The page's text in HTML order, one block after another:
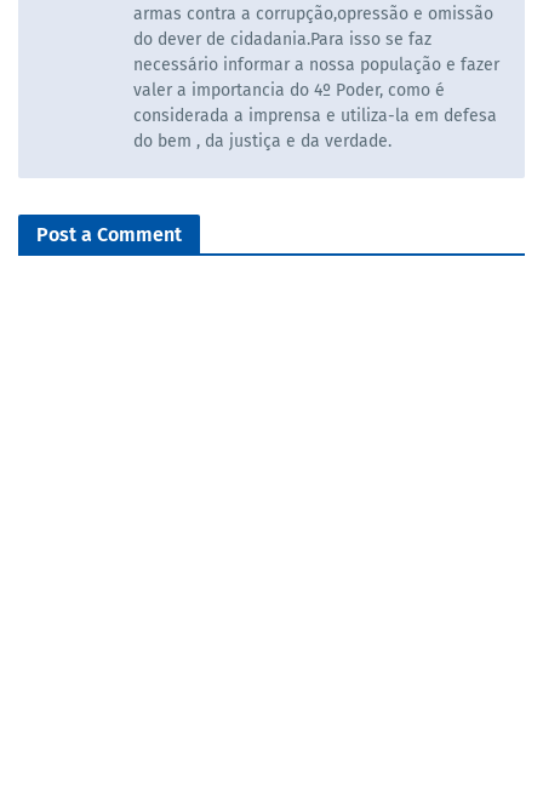
armas contra a corrupção,opressão e omissão
do dever de cidadania.Para isso se faz
necessário informar a nossa população e fazer
valer a importancia do 4º Poder, como é
considerada a imprensa e utiliza-la em defesa
do bem , da justiça e da verdade.
Post a Comment